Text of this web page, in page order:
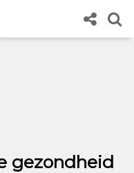
gezondheid